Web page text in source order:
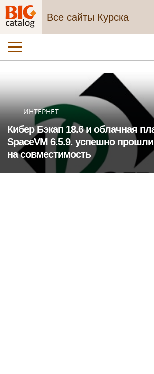
Все сайты Курска
ИНТЕРНЕТ
Кибер Бэкап 18.6 и облачная
SpaceVM 6.5.9. успешно
на совместимость